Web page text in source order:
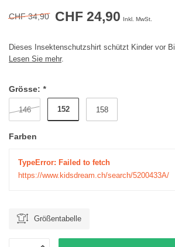
CHF 34,90 CHF 24,90 Inkl. MwSt.
Dieses Insektenschutzshirt schützt Kinder vor
Lesen Sie mehr.
Grösse: *
146 152 158
Farben
TypeError: Failed to fetch
https://www.kidsdream.ch/search/5200433A/
Größentabelle